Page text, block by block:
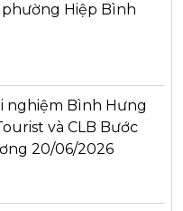
Hiệp Bình
nghiệm Bình Hưng
và CLB Bước
20/06/2026